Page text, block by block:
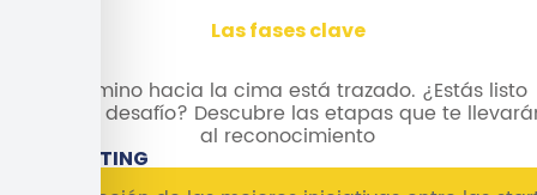
Las fases clave
El camino hacia la cima está trazado. ¿Estás listo
para el desafío? Descubre las etapas que te
al reconocimiento
CASTING